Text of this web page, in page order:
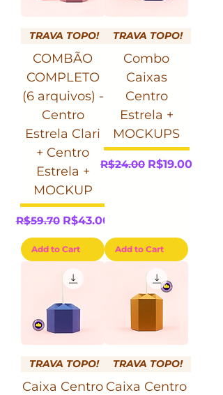
TRAVA TOPO!
COMBÃO
COMPLETO
(6 arquivos) -
Centro
Estrela Clari
+ Centro
Estrela +
MOCKUP
Regular Price
R$59.70 Sale Price
R$43.00
Add to Cart
TRAVA TOPO!
Combo
Caixas
Centro
Estrela +
MOCKUPS
Regular Price
R$24.00 Sale Price
R$19.00
Add to Cart
TRAVA TOPO!
Caixa Centro
TRAVA TOPO!
Caixa Centro